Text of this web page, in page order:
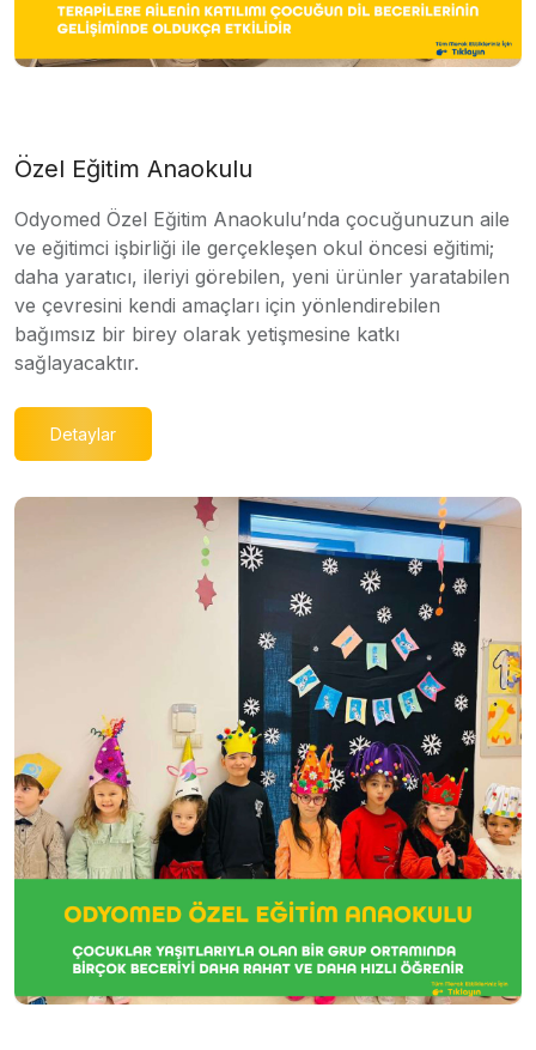
Özel Eğitim Anaokulu
Odyomed Özel Eğitim Anaokulu’nda çocuğunuzun aile
ve eğitimci işbirliği ile gerçekleşen okul öncesi eğitimi;
daha yaratıcı, ileriyi görebilen, yeni ürünler yaratabilen
ve çevresini kendi amaçları için yönlendirebilen
bağımsız bir birey olarak yetişmesine katkı
sağlayacaktır.
Detaylar